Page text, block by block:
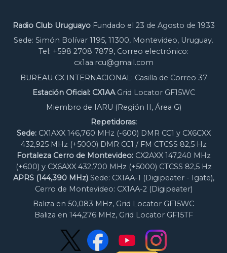
Radio Club UruguayoFundado el 23 de Agosto de 1933
Sede: Simón Bolívar 1195, 11300, Montevideo, Uruguay.
Tel: +598 2708 7879, Correo electrónico:
cx1aa.rcu@gmail.com
BUREAU CX INTERNACIONAL: Casilla de Correo 37
Estación Oficial: CX1AAGrid Locator GF15WC
Miembro de IARU (Región II, Área G)
Repetidoras:
Sede:CX1AXX 146,760 MHz (-600) DMR CC1 y CX6CXX
432,925 MHz (+5000) DMR CC1 / FM CTCSS 82,5 Hz
Fortaleza Cerro de Montevideo:CX2AXX 147,240 MHz
(+600) y CX6AXX 432,700 MHz (+5000) CTCSS 82,5 Hz
APRS (144,390 MHz)Sede: CX1AA-1 (Digipeater - Igate),
Cerro de Montevideo: CX1AA-2 (Digipeater)
Baliza en 50,083 MHz, Grid Locator GF15WC
Baliza en 144,276 MHz, Grid Locator GF15TF